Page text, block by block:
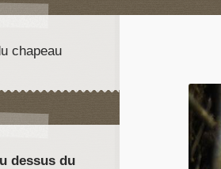
chapeau
dessus du